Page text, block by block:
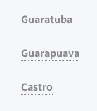
Guaratuba
Guarapuava
Castro